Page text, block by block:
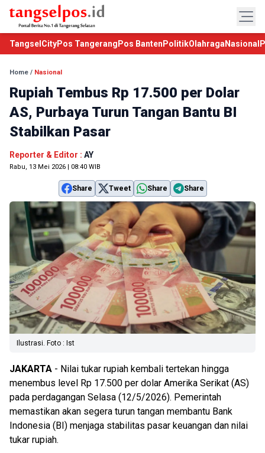
TangselCityPos Tangerang Pos Banten PolitikOlahraga Nasional
Home / Nasional
Rupiah Tembus Rp 17.500 per Dolar
AS, Purbaya Turun Tangan Bantu BI
Stabilkan Pasar
Reporter & Editor : AY
Rabu, 13 Mei 2026 | 08:40 WIB
Share Tweet Share Share
Ilustrasi. Foto : Ist
JAKARTA - Nilai tukar rupiah kembali tertekan hingga
menembus level Rp 17.500 per dolar Amerika Serikat (AS)
pada perdagangan Selasa (12/5/2026). Pemerintah
memastikan akan segera turun tangan membantu Bank
Indonesia (BI) menjaga stabilitas pasar keuangan dan nilai
tukar rupiah.